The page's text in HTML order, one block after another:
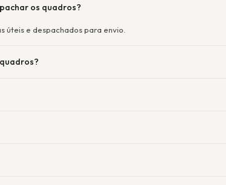
os quadros?
úteis e despachados para envio.